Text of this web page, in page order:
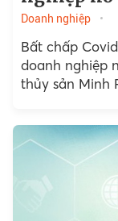
Doanh nghiệp
Bất chấp
doanh nghiệp
thủy sản Minh